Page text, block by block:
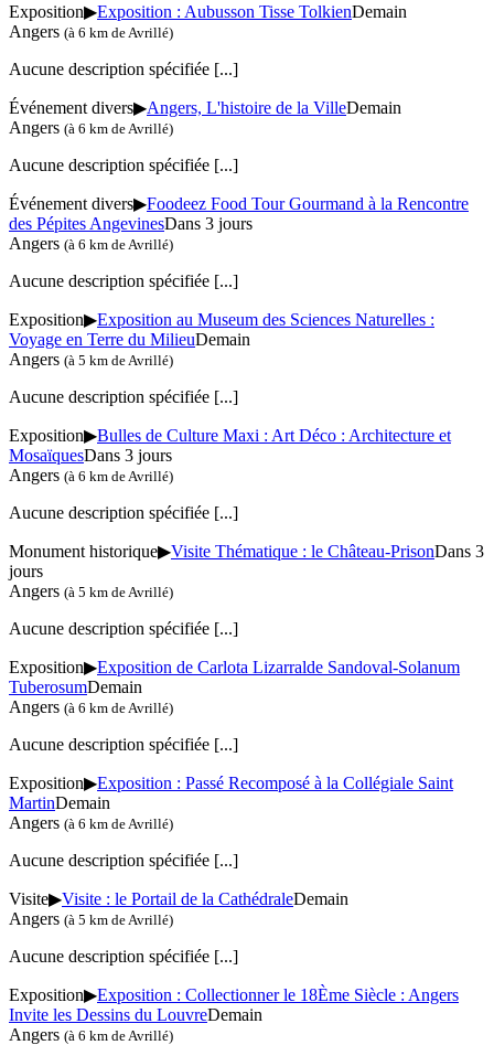
Exposition▶Exposition : Aubusson Tisse TolkienDemain
Angers (à 6 km de Avrillé)
Aucune description spécifiée [...]
Événement divers▶Angers, L'histoire de la VilleDemain
Angers (à 6 km de Avrillé)
Aucune description spécifiée [...]
Événement divers▶Foodeez Food Tour Gourmand à la Rencontre
des Pépites AngevinesDans 3 jours
Angers (à 6 km de Avrillé)
Aucune description spécifiée [...]
Exposition▶Exposition au Museum des Sciences Naturelles :
Voyage en Terre du MilieuDemain
Angers (à 5 km de Avrillé)
Aucune description spécifiée [...]
Exposition▶Bulles de Culture Maxi : Art Déco : Architecture et
MosaïquesDans 3 jours
Angers (à 6 km de Avrillé)
Aucune description spécifiée [...]
Monument historique▶Visite Thématique : le Château-PrisonDans 3
jours
Angers (à 5 km de Avrillé)
Aucune description spécifiée [...]
Exposition▶Exposition de Carlota Lizarralde Sandoval-Solanum
TuberosumDemain
Angers (à 6 km de Avrillé)
Aucune description spécifiée [...]
Exposition▶Exposition : Passé Recomposé à la Collégiale Saint
MartinDemain
Angers (à 6 km de Avrillé)
Aucune description spécifiée [...]
Visite▶Visite : le Portail de la CathédraleDemain
Angers (à 5 km de Avrillé)
Aucune description spécifiée [...]
Exposition▶Exposition : Collectionner le 18Ème Siècle : Angers
Invite les Dessins du LouvreDemain
Angers (à 6 km de Avrillé)